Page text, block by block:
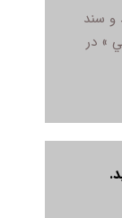
خريد و سند
» در